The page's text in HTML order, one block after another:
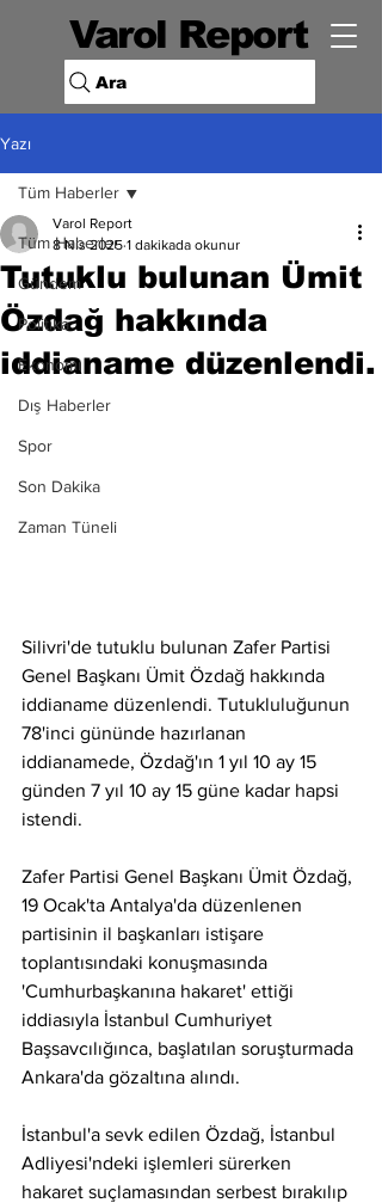
Varol Report
Ara
Yazı
Tüm Haberler
Gündem
Politika
Ekonomi
Dış Haberler
Spor
Son Dakika
Zaman Tüneli
Tüm Haberler
Tutuklu bulunan Ümit
Özdağ hakkında
iddianame düzenlendi.
Varol Report
8 Nis 2025 1 dakikada okunur
Silivri'de tutuklu bulunan Zafer Partisi
Genel Başkanı Ümit Özdağ hakkında
iddianame düzenlendi. Tutukluluğunun
78'inci gününde hazırlanan
iddianamede, Özdağ'ın 1 yıl 10 ay 15
günden 7 yıl 10 ay 15 güne kadar hapsi
istendi.
Zafer Partisi Genel Başkanı Ümit Özdağ,
19 Ocak'ta Antalya'da düzenlenen
partisinin il başkanları istişare
toplantısındaki konuşmasında
'Cumhurbaşkanına hakaret' ettiği
iddiasıyla İstanbul Cumhuriyet
Başsavcılığınca, başlatılan soruşturmada
Ankara'da gözaltına alındı.
İstanbul'a sevk edilen Özdağ, İstanbul
Adliyesi'ndeki işlemleri sürerken
hakaret suçlamasından serbest bırakılıp